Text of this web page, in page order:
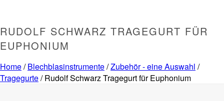
RUDOLF SCHWARZ TRAGEGURT FÜR
EUPHONIUM
Home/Blechblasinstrumente/Zubehör - eine Auswahl /
Tragegurte/ Rudolf Schwarz Tragegurt für Euphonium